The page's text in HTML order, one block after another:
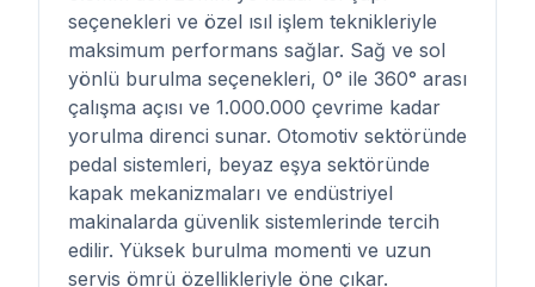
seçenekleri ve özel ısıl işlem teknikleriyle
maksimum performans sağlar. Sağ ve sol
yönlü burulma seçenekleri, 0° ile 360° arası
çalışma açısı ve 1.000.000 çevrime kadar
yorulma direnci sunar. Otomotiv sektöründe
pedal sistemleri, beyaz eşya sektöründe
kapak mekanizmaları ve endüstriyel
makinalarda güvenlik sistemlerinde tercih
edilir. Yüksek burulma momenti ve uzun
servis ömrü özellikleriyle öne çıkar.